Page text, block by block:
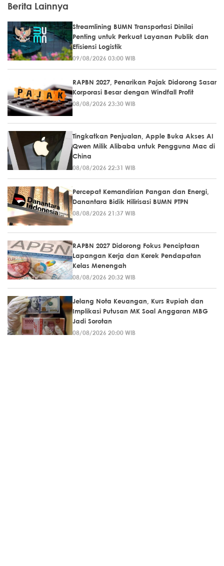
Berita Lainnya
Streamlining BUMN Transportasi Dinilai
Penting untuk Perkuat Layanan Publik dan
Efisiensi Logistik
09/08/2026 03:00 WIB
RAPBN 2027, Penarikan Pajak Didorong Sasar
Korporasi Besar dengan Windfall Profit
08/08/2026 23:30 WIB
Tingkatkan Penjualan, Apple Buka Akses AI
Qwen Milik Alibaba untuk Pengguna Mac di
China
08/08/2026 22:31 WIB
Percepat Kemandirian Pangan dan Energi,
Danantara Bidik Hilirisasi BUMN PTPN
08/08/2026 21:37 WIB
RAPBN 2027 Didorong Fokus Penciptaan
Lapangan Kerja dan Kerek Pendapatan
Kelas Menengah
08/08/2026 20:32 WIB
Jelang Nota Keuangan, Kurs Rupiah dan
Implikasi Putusan MK Soal Anggaran MBG
Jadi Sorotan
08/08/2026 20:00 WIB